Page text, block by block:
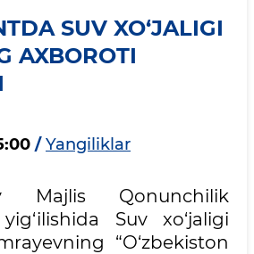
SUV XO‘JALIGI
AXBOROTI
/ Yangiliklar
Majlis Qonunchilik
Suv xo‘jaligi
“O‘zbekiston